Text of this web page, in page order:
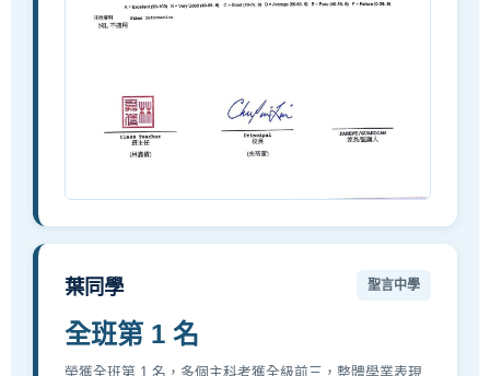
葉同學 聖言中學
全班第 1 名
榮獲全班第 1 名，多個主科考獲全級前三，整體學業表現